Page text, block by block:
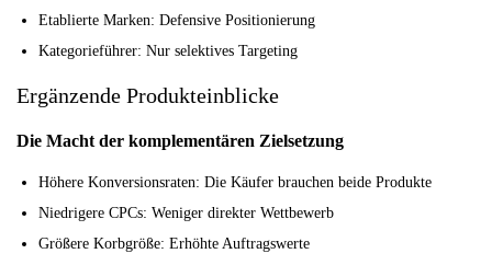
Etablierte Marken: Defensive Positionierung
Kategorieführer: Nur selektives Targeting
Ergänzende Produkteinblicke
Die Macht der komplementären Zielsetzung
Höhere Konversionsraten: Die Käufer brauchen beide Produkte
Niedrigere CPCs: Weniger direkter Wettbewerb
Größere Korbgröße: Erhöhte Auftragswerte